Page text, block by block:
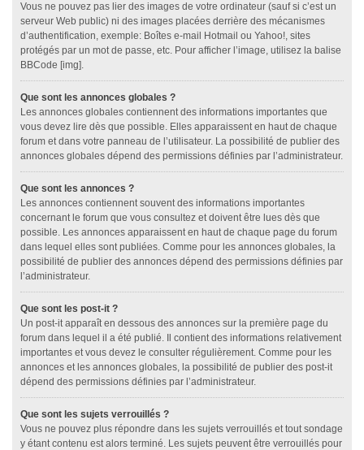
Vous ne pouvez pas lier des images de votre ordinateur (sauf si c’est un
serveur Web public) ni des images placées derrière des mécanismes
d’authentification, exemple: Boîtes e-mail Hotmail ou Yahoo!, sites
protégés par un mot de passe, etc. Pour afficher l’image, utilisez la balise
BBCode [img].
Que sont les annonces globales ?
Les annonces globales contiennent des informations importantes que
vous devez lire dès que possible. Elles apparaissent en haut de chaque
forum et dans votre panneau de l’utilisateur. La possibilité de publier des
annonces globales dépend des permissions définies par l’administrateur.
Que sont les annonces ?
Les annonces contiennent souvent des informations importantes
concernant le forum que vous consultez et doivent être lues dès que
possible. Les annonces apparaissent en haut de chaque page du forum
dans lequel elles sont publiées. Comme pour les annonces globales, la
possibilité de publier des annonces dépend des permissions définies par
l’administrateur.
Que sont les post-it ?
Un post-it apparaît en dessous des annonces sur la première page du
forum dans lequel il a été publié. Il contient des informations relativement
importantes et vous devez le consulter régulièrement. Comme pour les
annonces et les annonces globales, la possibilité de publier des post-it
dépend des permissions définies par l’administrateur.
Que sont les sujets verrouillés ?
Vous ne pouvez plus répondre dans les sujets verrouillés et tout sondage
y étant contenu est alors terminé. Les sujets peuvent être verrouillés pour